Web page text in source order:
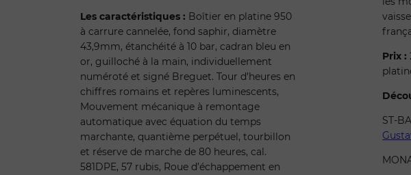
Les caractéristiques : Boîtier en platine 950
à carrure cannelée, fond saphir, diamètre
43,9mm, étanchéité à 10 bar, cadran bleu en
or, guilloché à la main, individuellement
numéroté et signé Breguet. Tour d’heures en
chiffres romains et repères luminescents,
Mouvement mécanique à remontage
automatique avec équation du temps
marchante, quantième perpétuel, tourbillon
et réserve de marche de 80 heures, cal.
581DPE, 57 rubis, Roue d’échappement en
Prix :
ST-